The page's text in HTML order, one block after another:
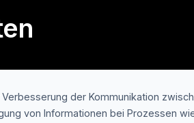
der Kommunikation
von Informationen bei Prozessen